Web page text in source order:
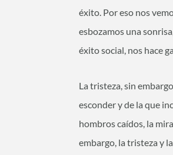
éxito. Por eso nos
esbozamos una
éxito social, nos hace
La tristeza, sin
esconder y de la que
hombros caídos, la
embargo, la tristeza y